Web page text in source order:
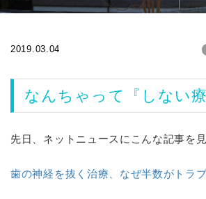
2019.03.04
なんちゃって『しない療
先日、ネットニュースにこんな記事を
歯の神経を抜く治療、なぜ半数がトラ